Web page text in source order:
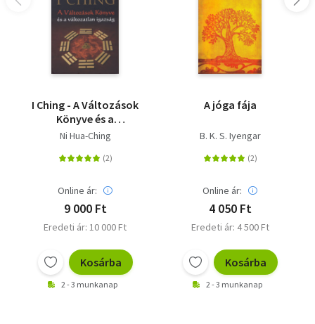
I Ching - A Változások
Könyve és a
változatlan igazság -
Ni Hua-Ching
Online ár:
9 000 Ft
Eredeti ár: 10 000 Ft
Kosárba
2 - 3 munkanap
A jóga fája
B. K. S. Iyengar
Online ár:
4 050 Ft
Eredeti ár: 4 500 Ft
Kosárba
2 - 3 munkanap